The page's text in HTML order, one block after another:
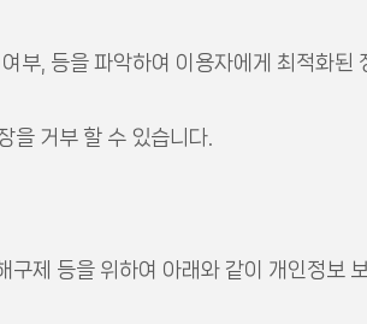
부, 등을 파악하여 이용자에게 최적화된
을 거부 할 수 있습니다.
제 등을 위하여 아래와 같이 개인정보